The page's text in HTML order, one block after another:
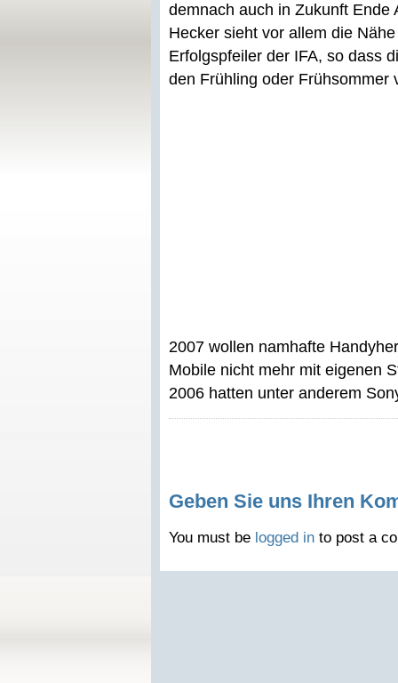
demnach auch in Zukunft Ende
Hecker sieht vor allem die
Erfolgspfeiler der IFA, so dass
den Frühling oder Frühsommer
2007 wollen namhafte
Mobile nicht mehr mit eigenen
2006 hatten unter anderem
Geben Sie uns Ihren
You must be logged in to post a